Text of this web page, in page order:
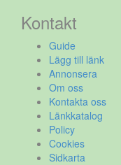
Kontakt
Guide
Lägg till länk
Annonsera
Om oss
Kontakta oss
Länkkatalog
Policy
Cookies
Sidkarta